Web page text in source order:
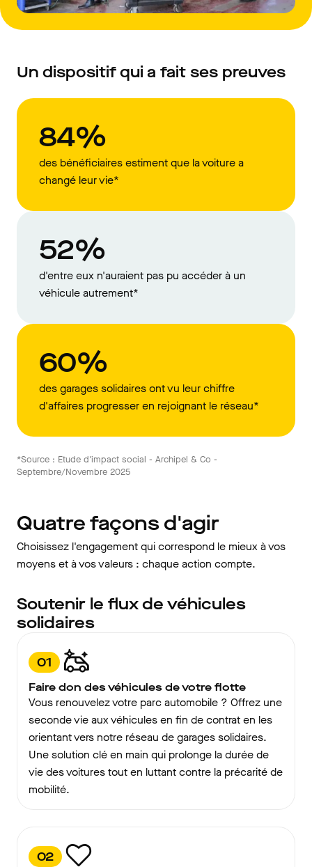
Un dispositif qui a fait ses preuves
84%
des bénéficiaires estiment que la voiture a
changé leur vie*
52%
d'entre eux n'auraient pas pu accéder à un
véhicule autrement*
60%
des garages solidaires ont vu leur chiffre
d'affaires progresser en rejoignant le réseau*
*Source : Etude d'impact social - Archipel & Co -
Septembre/Novembre 2025
Quatre façons d'agir
Choisissez l'engagement qui correspond le mieux à vos
moyens et à vos valeurs : chaque action compte.
Soutenir le flux de véhicules
solidaires
01
Faire don des véhicules de votre flotte
Vous renouvelez votre parc automobile ? Offrez une
seconde vie aux véhicules en fin de contrat en les
orientant vers notre réseau de garages solidaires.
Une solution clé en main qui prolonge la durée de
vie des voitures tout en luttant contre la précarité de
mobilité.
02